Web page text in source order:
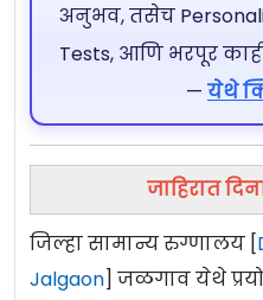
अनुभव, तसेच
Tests, आणि भरपूर
— येथे
जाहिरात
जिल्हा सामान्य रुग्णालय [
Jalgaon] जळगाव येथे